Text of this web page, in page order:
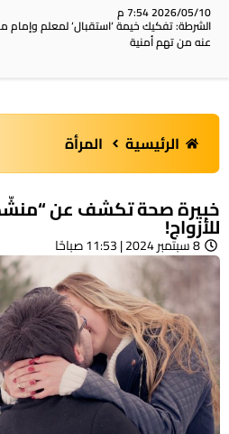
2026/05/10 7:54 م
الشرطة: تفكيك خيمة ‘استقبال‘ لمعلم وإمام
عنه من تهم أمنية
الرئيسية المرأة
خبيرة صحة تكشف عن
للأزواج!
8 سبتمبر 2024 | 11:53 صباحًا